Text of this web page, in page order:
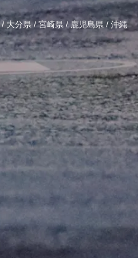
/ 大分県/宮崎県 / 鹿児島県 / 沖縄